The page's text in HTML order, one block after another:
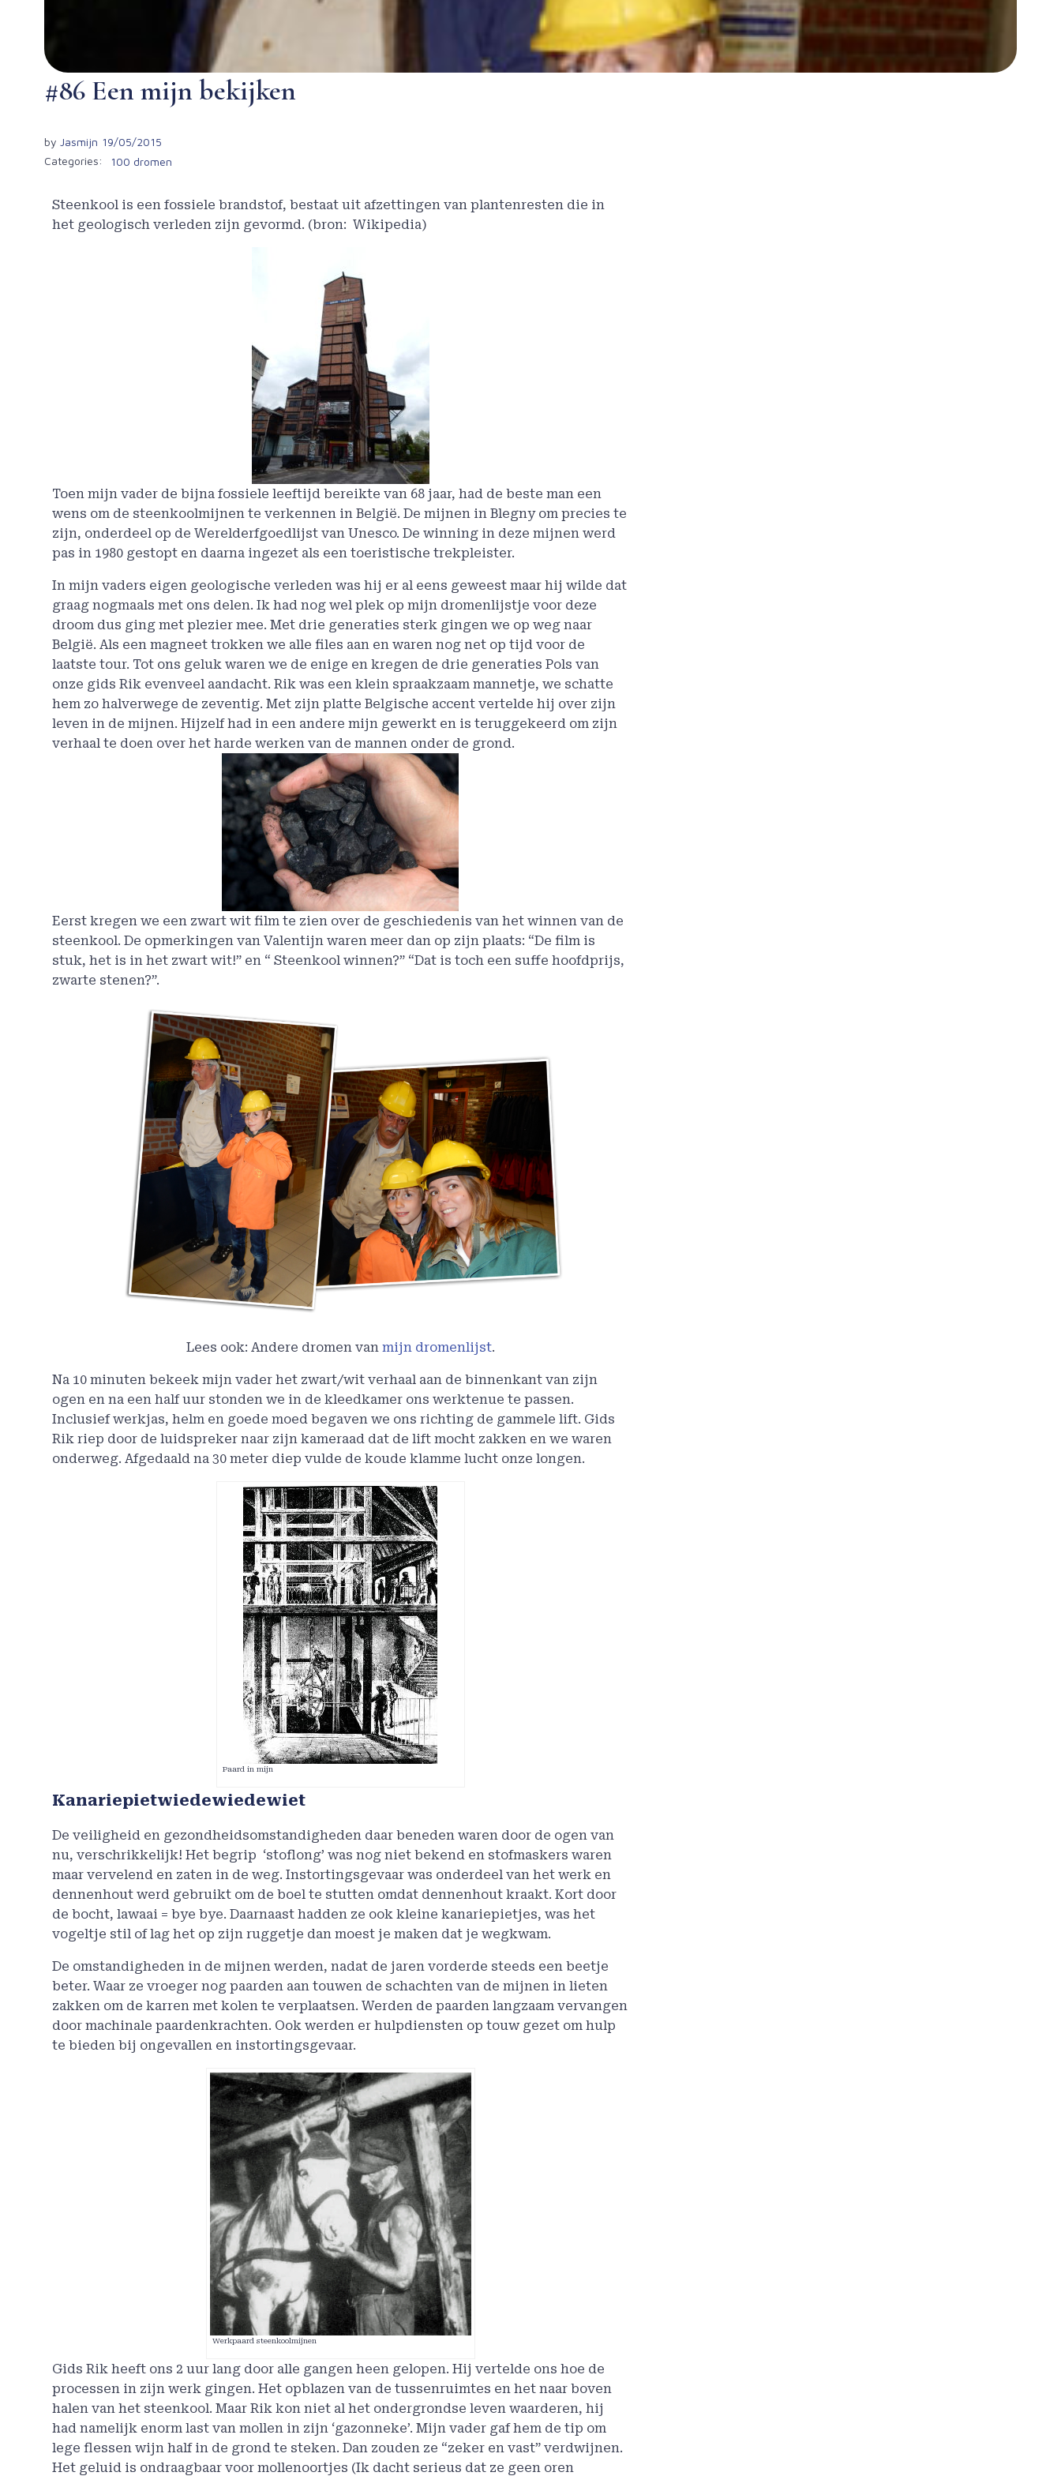
#86 Een mijn bekijken
by Jasmijn 19/05/2015
Categories:
100 dromen
Steenkool is een fossiele brandstof, bestaat uit afzettingen van plantenresten die in
het geologisch verleden zijn gevormd. (bron: Wikipedia)
Toen mijn vader de bijna fossiele leeftijd bereikte van 68 jaar, had de beste man een
wens om de steenkoolmijnen te verkennen in België. De mijnen in Blegny om precies te
zijn, onderdeel op de Werelderfgoedlijst van Unesco. De winning in deze mijnen werd
pas in 1980 gestopt en daarna ingezet als een toeristische trekpleister.
In mijn vaders eigen geologische verleden was hij er al eens geweest maar hij wilde dat
graag nogmaals met ons delen. Ik had nog wel plek op mijn dromenlijstje voor deze
droom dus ging met plezier mee. Met drie generaties sterk gingen we op weg naar
België. Als een magneet trokken we alle files aan en waren nog net op tijd voor de
laatste tour. Tot ons geluk waren we de enige en kregen de drie generaties Pols van
onze gids Rik evenveel aandacht. Rik was een klein spraakzaam mannetje, we schatte
hem zo halverwege de zeventig. Met zijn platte Belgische accent vertelde hij over zijn
leven in de mijnen. Hijzelf had in een andere mijn gewerkt en is teruggekeerd om zijn
verhaal te doen over het harde werken van de mannen onder de grond.
Eerst kregen we een zwart wit film te zien over de geschiedenis van het winnen van de
steenkool. De opmerkingen van Valentijn waren meer dan op zijn plaats: “De film is
stuk, het is in het zwart wit!” en “ Steenkool winnen?” “Dat is toch een suffe hoofdprijs,
zwarte stenen?”.
Lees ook: Andere dromen van mijn dromenlijst.
Na 10 minuten bekeek mijn vader het zwart/wit verhaal aan de binnenkant van zijn
ogen en na een half uur stonden we in de kleedkamer ons werktenue te passen.
Inclusief werkjas, helm en goede moed begaven we ons richting de gammele lift. Gids
Rik riep door de luidspreker naar zijn kameraad dat de lift mocht zakken en we waren
onderweg. Afgedaald na 30 meter diep vulde de koude klamme lucht onze longen.
Paard in mijn
Kanariepietwiedewiedewiet
De veiligheid en gezondheidsomstandigheden daar beneden waren door de ogen van
nu, verschrikkelijk! Het begrip ‘stoflong’ was nog niet bekend en stofmaskers waren
maar vervelend en zaten in de weg. Instortingsgevaar was onderdeel van het werk en
dennenhout werd gebruikt om de boel te stutten omdat dennenhout kraakt. Kort door
de bocht, lawaai = bye bye. Daarnaast hadden ze ook kleine kanariepietjes, was het
vogeltje stil of lag het op zijn ruggetje dan moest je maken dat je wegkwam.
De omstandigheden in de mijnen werden, nadat de jaren vorderde steeds een beetje
beter. Waar ze vroeger nog paarden aan touwen de schachten van de mijnen in lieten
zakken om de karren met kolen te verplaatsen. Werden de paarden langzaam vervangen
door machinale paardenkrachten. Ook werden er hulpdiensten op touw gezet om hulp
te bieden bij ongevallen en instortingsgevaar.
Werkpaard steenkoolmijnen
Gids Rik heeft ons 2 uur lang door alle gangen heen gelopen. Hij vertelde ons hoe de
processen in zijn werk gingen. Het opblazen van de tussenruimtes en het naar boven
halen van het steenkool. Maar Rik kon niet al het ondergrondse leven waarderen, hij
had namelijk enorm last van mollen in zijn ‘gazonneke’. Mijn vader gaf hem de tip om
lege flessen wijn half in de grond te steken. Dan zouden ze “zeker en vast” verdwijnen.
Het geluid is ondraagbaar voor mollenoortjes (Ik dacht serieus dat ze geen oren